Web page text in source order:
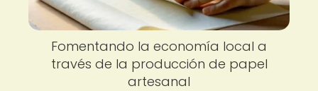
Fomentando la economía local a
través de la producción de papel
artesanal